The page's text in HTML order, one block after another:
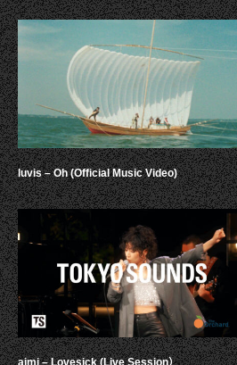
luvis – Oh (Official Music Video)
aimi – Lovesick (Live Session）